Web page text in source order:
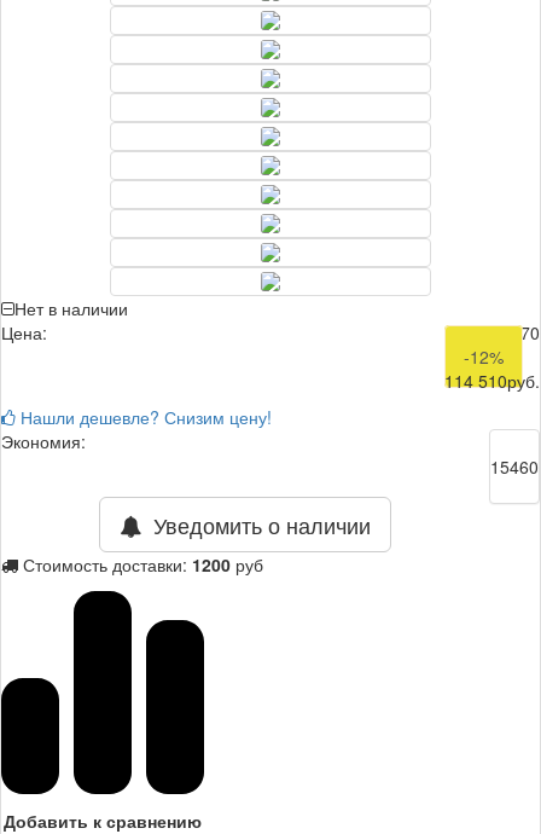
Нет в наличии
Цена:
129 970
-12%
114 510руб.
Нашли дешевле? Снизим цену!
Экономия:
15460
Уведомить о наличии
Стоимость доставки: 1200 руб
Добавить к сравнению